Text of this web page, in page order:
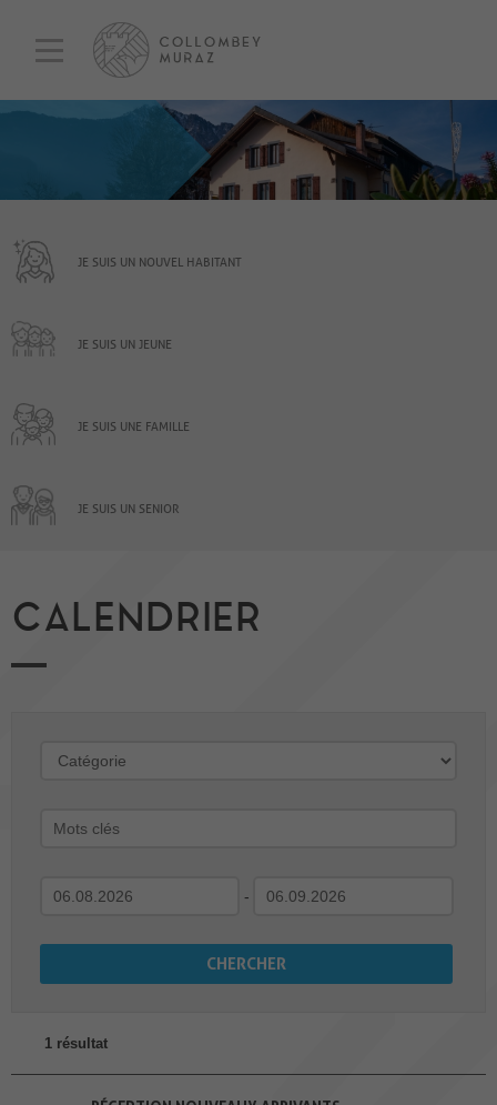
JE SUIS UN NOUVEL HABITANT
JE SUIS UN JEUNE
JE SUIS UNE FAMILLE
JE SUIS UN SENIOR
CALENDRIER
-
1 résultat